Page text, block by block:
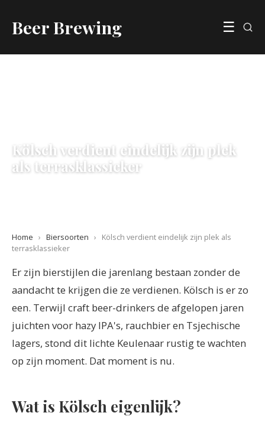
Beer Brewing ☰
Kölsch verdient eindelijk zijn plek
als terrasklassieker
Home › Biersoorten ›
Kölsch verdient eindelijk zijn plek als
terrasklassieker
Er zijn bierstijlen die jarenlang bestaan zonder de
aandacht te krijgen die ze verdienen. Kölsch is er zo
een. Terwijl craft beer-drinkers de afgelopen jaren
juichten voor hazy IPA's, rauchbier en Tsjechische
lagers, stond dit lichte Keulenaar rustig te wachten
op zijn moment. Dat moment is nu.
Wat is Kölsch eigenlijk?